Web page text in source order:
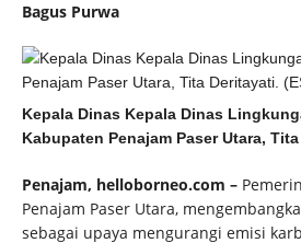
Bagus Purwa
Kepala Dinas Kepala Dinas
Kabupaten Penajam Paser Utara,
Penajam, helloborneo.com –
Penajam Paser Utara,
sebagai upaya mengurangi emisi